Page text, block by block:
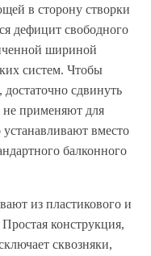
в сторону створки
дефицит свободного
шириной
систем. Чтобы
сдвинуть
не применяют для
вместо
балконного
из пластикового и
конструкция,
сквозняки,